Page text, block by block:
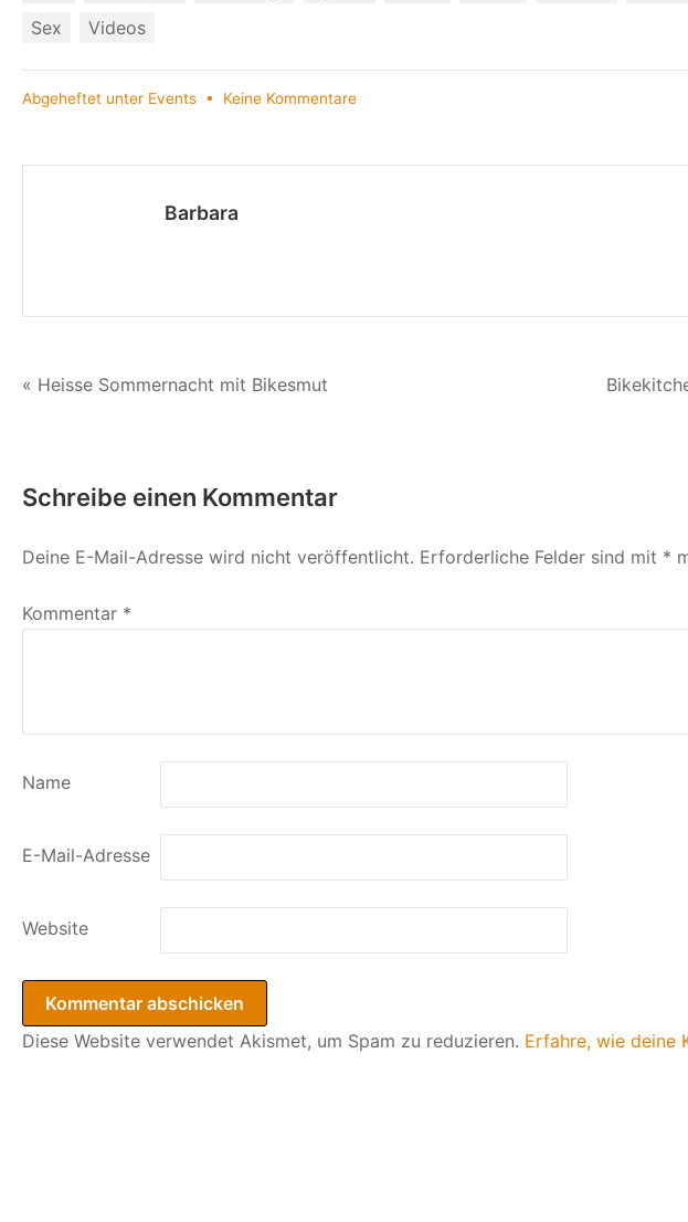
Sex
Videos
Abgeheftet unter Events • Keine Kommentarezu
Barbara
Beitragsnavigation
« Heisse Sommernacht mit Bikesmut
Schreibe einen Kommentar
Deine E-Mail-Adresse wird nicht veröffentlicht. Erforderliche Felder sind mit *
Kommentar *
Name
E-Mail-Adresse
Website
Diese Website verwendet Akismet, um Spam zu reduzieren. Erfahre, wie deine